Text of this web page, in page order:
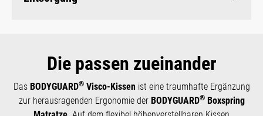
Die passen zueinander
DasBODYGUARD®Visco-Kissen ist eine traumhafte Ergänzung
zur heraus­­ragenden Ergo­­nomie der BODYGUARD®Boxspring